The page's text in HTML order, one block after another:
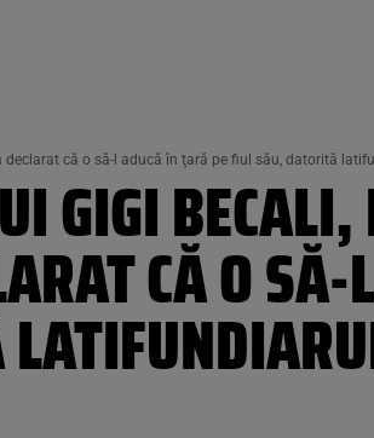
declarat că o să-l aducă în ţară pe fiul său, datorită
GIGI
CĂ O